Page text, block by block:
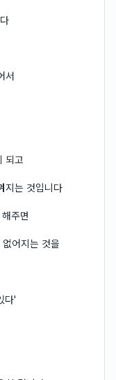
서
되고
지는 것입니다
주면
어지는 것을
다'